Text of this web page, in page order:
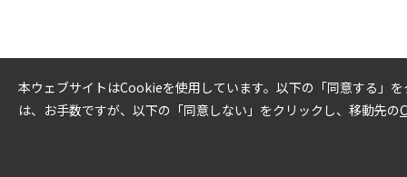
本ウェブサイトはCookieを使用しています。以下の「同意する」
は、お手数ですが、以下の「同意しない」をクリックし、移動先の